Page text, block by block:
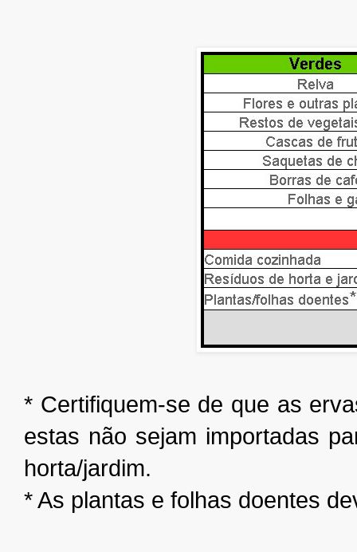
* Certifiquem-se de que as
estas não sejam importadas
horta/jardim.
* As plantas e folhas doentes